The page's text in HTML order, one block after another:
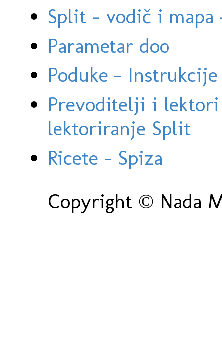
Split - vodič i
Parametar doo
Poduke -
Prevoditelji i
lektoriranje Split
Ricete - Spiza
Copyright © Nada